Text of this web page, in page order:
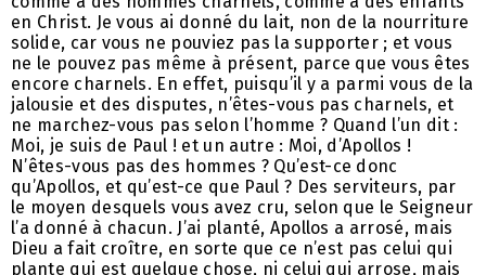
en Christ. Je vous ai donné du lait, non de la nourriture
solide, car vous ne pouviez pas la supporter ; et vous
ne le pouvez pas même à présent, parce que vous êtes
encore charnels. En effet, puisqu’il y a parmi vous de la
jalousie et des disputes, n’êtes-vous pas charnels, et
ne marchez-vous pas selon l’homme ? Quand l’un dit :
Moi, je suis de Paul ! et un autre : Moi, d’Apollos !
N’êtes-vous pas des hommes ? Qu’est-ce donc
qu’Apollos, et qu’est-ce que Paul ? Des serviteurs, par
le moyen desquels vous avez cru, selon que le Seigneur
l’a donné à chacun. J’ai planté, Apollos a arrosé, mais
Dieu a fait croître, en sorte que ce n’est pas celui qui
plante qui est quelque chose, ni celui qui arrose, mais